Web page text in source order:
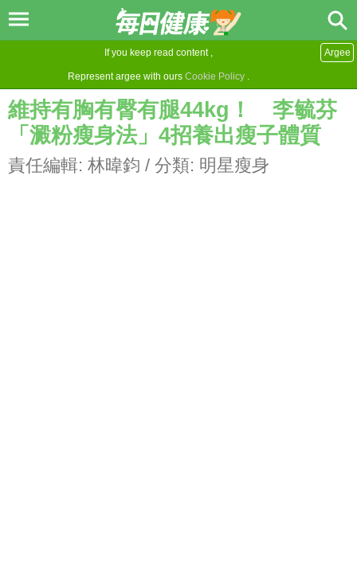
If you keep read content ,
Represent argee with ours Cookie Policy .
Argee
維持有胸有臀有腿44kg！ 李毓芬
「澱粉瘦身法」4招養出瘦子體質
責任編輯: 林暐鈞 / 分類: 明星瘦身